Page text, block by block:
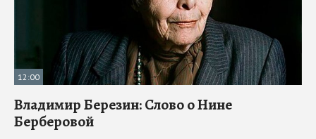
12:00
Владимир Березин: Слово о Нине
Берберовой